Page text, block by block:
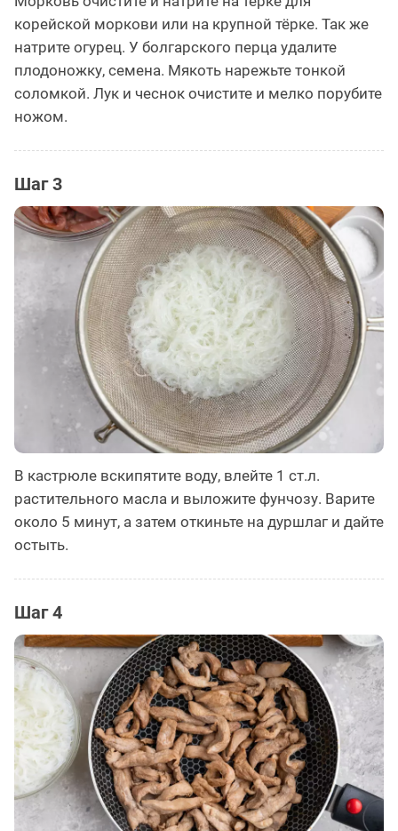
корейской моркови или на крупной тёрке. Так же
натрите огурец. У болгарского перца удалите
плодоножку, семена. Мякоть нарежьте тонкой
соломкой. Лук и чеснок очистите и мелко порубите
ножом.
Шаг 3
В кастрюле вскипятите воду, влейте 1 ст.л.
растительного масла и выложите фунчозу. Варите
около 5 минут, а затем откиньте на дуршлаг и дайте
остыть.
Шаг 4